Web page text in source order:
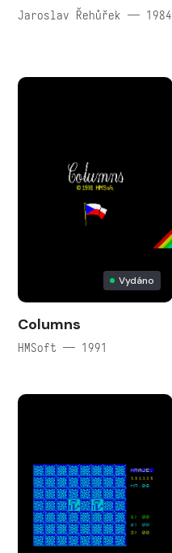
Jaroslav Řehůřek — 1984
Vydáno
Columns
HMSoft — 1991